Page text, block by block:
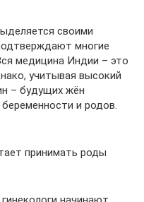
своими
многие
медицина Индии – это
учитывая высокий
– будущих жён
и родов.
принимать роды